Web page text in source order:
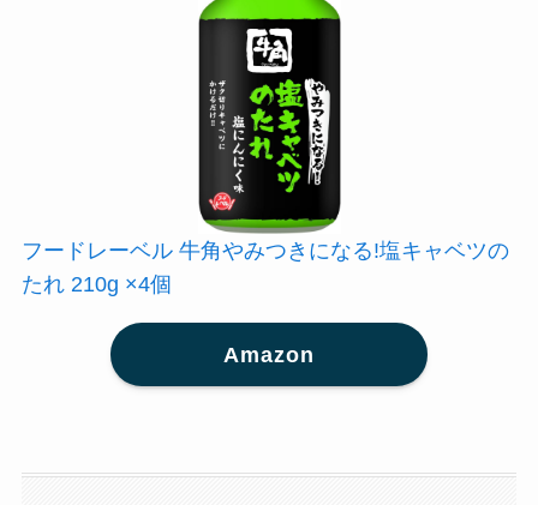
フードレーベル 牛角やみつきになる!塩キャベツの
たれ 210g ×4個
Amazon